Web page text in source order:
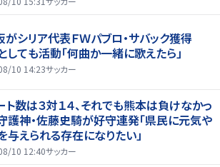
がシリア代表ＦＷパブロ・サバック獲得
しても活動「何曲か一緒に歌えたら」
10 14:23サッカー
ト数は３対１４、それでも熊本は負けなかっ
神・佐藤史騎が好守連発「県民に元気や
与えられる存在になりたい」
10 12:40サッカー